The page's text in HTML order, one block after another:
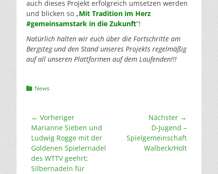
auch dieses Projekt erfolgreich umsetzen werden
und blicken so „Mit Tradition im Herz
#gemeinsamstark in die Zukunft“!
Natürlich halten wir euch über die Fortschritte am
Bergsteg und den Stand unseres Projekts regelmäßig
auf all unseren Plattformen auf dem Laufenden!!!
Kategorien
News
Beitragsnavigation
← Vorheriger
Vorheriger
Beitrag:
Marianne Sieben und
Ludwig Rogge mit der
Goldenen Spielernadel
des WTTV geehrt;
Silbernadeln für
Nächster →
Beitrag:
D-Jugend –
Spielgemeinschaft
Walbeck/Holt